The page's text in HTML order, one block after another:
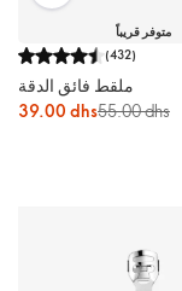
متوفر قريباً
(432)
ملقط فائق الدقة
39.00 dhs55.00 dhs